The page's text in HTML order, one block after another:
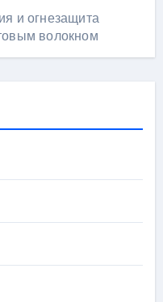
и огнезащита
волокном